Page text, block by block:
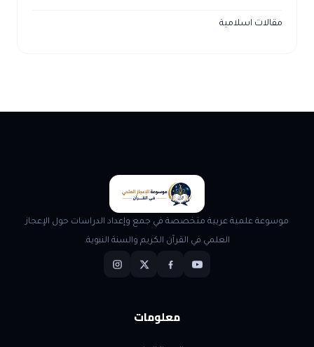
مقالات اسلامية
موسوعة علمية عربية متخصصة في جمع وإعداد الدراسات حول الإعجاز
العلمي في القرآن الكريم والسنة النبوية.
معلومات